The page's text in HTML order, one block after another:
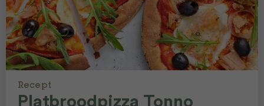
Recept
Platbroodpizza Tonno